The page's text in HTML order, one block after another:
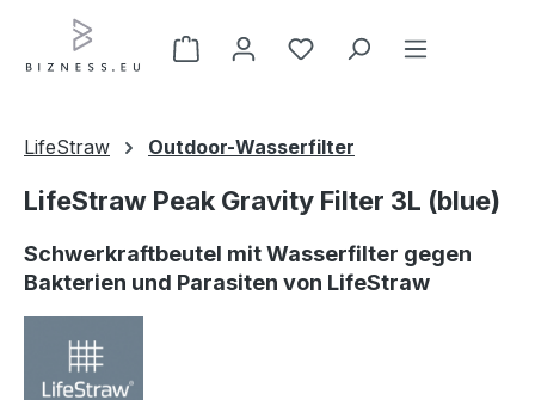
Zum Hauptinhalt springen
LifeStraw Outdoor-Wasserfilter
LifeStraw Peak Gravity Filter 3L (blue)
Schwerkraftbeutel mit Wasserfilter gegen
Bakterien und Parasiten von LifeStraw